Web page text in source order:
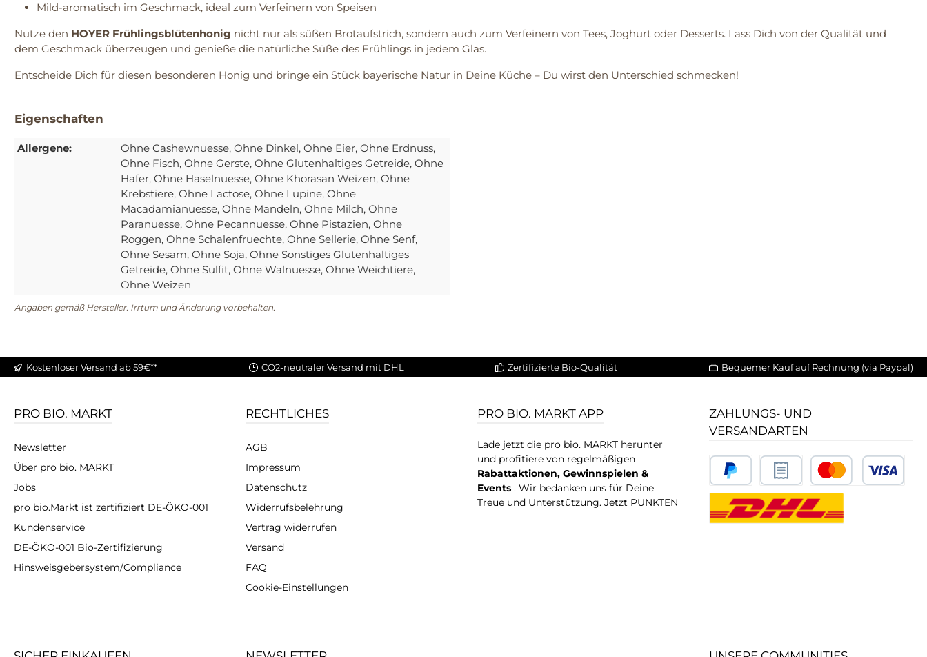
Mild-aromatisch im Geschmack, ideal zum Verfeinern von Speisen
Nutze den HOYER Frühlingsblütenhonig nicht nur als süßen Brotaufstrich, sondern auch zum Verfeinern von Tees, Joghurt oder Desserts. Lass Dich von der Qualität und
dem Geschmack überzeugen und genieße die natürliche Süße des Frühlings in jedem Glas.
Entscheide Dich für diesen besonderen Honig und bringe ein Stück bayerische Natur in Deine Küche – Du wirst den Unterschied schmecken!
Eigenschaften
Allergene: Ohne Cashewnuesse, Ohne Dinkel, Ohne Eier, Ohne Erdnuss,
Ohne Fisch, Ohne Gerste, Ohne Glutenhaltiges Getreide, Ohne
Hafer, Ohne Haselnuesse, Ohne Khorasan Weizen, Ohne
Krebstiere, Ohne Lactose, Ohne Lupine, Ohne
Macadamianuesse, Ohne Mandeln, Ohne Milch, Ohne
Paranuesse, Ohne Pecannuesse, Ohne Pistazien, Ohne
Roggen, Ohne Schalenfruechte, Ohne Sellerie, Ohne Senf,
Ohne Sesam, Ohne Soja, Ohne Sonstiges Glutenhaltiges
Getreide, Ohne Sulfit, Ohne Walnuesse, Ohne Weichtiere,
Ohne Weizen
Angaben gemäß Hersteller. Irrtum und Änderung vorbehalten.
Kostenloser Versand ab 59€** CO2-neutraler Versand mit DHL Zertifizierte Bio-Qualität Bequemer Kauf auf Rechnung (via Paypal)
PRO BIO. MARKT
Newsletter
Über pro bio. MARKT
Jobs
pro bio.Markt ist zertifiziert DE-ÖKO-001
Kundenservice
DE-ÖKO-001 Bio-Zertifizierung
Hinsweisgebersystem/Compliance
RECHTLICHES
AGB
Impressum
Datenschutz
Widerrufsbelehrung
Vertrag widerrufen
Versand
FAQ
Cookie-Einstellungen
PRO BIO. MARKT APP
Lade jetzt die pro bio. MARKT herunter
und profitiere von regelmäßigen
Rabattaktionen, Gewinnspielen &
Events . Wir bedanken uns für Deine
Treue und Unterstützung. Jetzt PUNKTEN
ZAHLUNGS- UND
VERSANDARTEN